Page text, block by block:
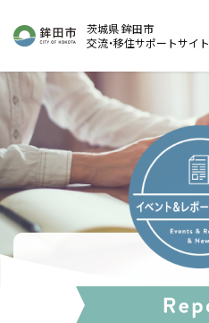
茨城県 鉾田市
交流・移住サポートサイト